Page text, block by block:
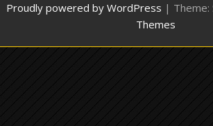
Proudly powered by WordPress | Theme:
Themes